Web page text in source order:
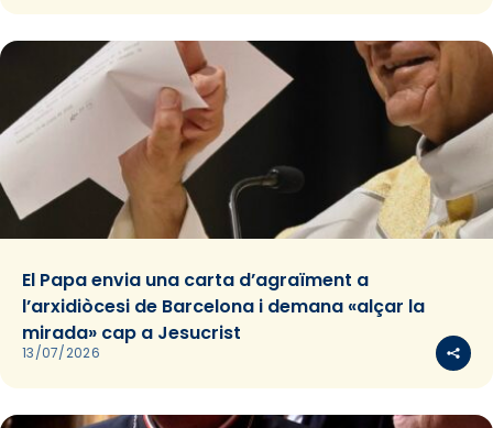
El Papa envia una carta d’agraïment a
l’arxidiòcesi de Barcelona i demana «alçar la
mirada» cap a Jesucrist
13/07/2026